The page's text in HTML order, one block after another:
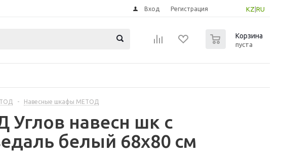
KZ RU
Вход Регистрация
Корзина
пуста
- Навесные шкафы МЕТОД
Углов навесн шк с
белый 68x80 см